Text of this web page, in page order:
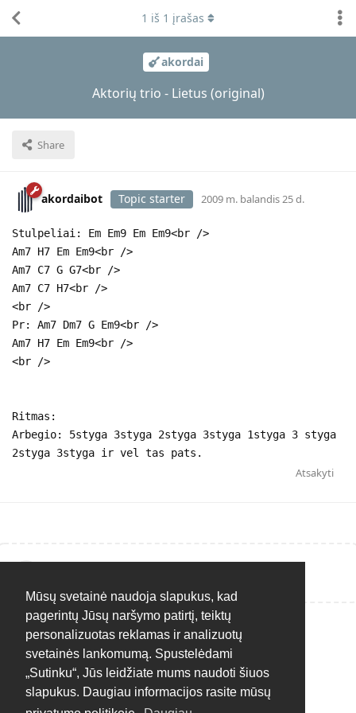
Mūsų svetainė naudoja slapukus, kad
pagerintų Jūsų naršymo patirtį, teiktų
personalizuotas reklamas ir analizuotų
svetainės lankomumą. Spustelėdami
„Sutinku“, Jūs leidžiate mums naudoti šiuos
slapukus. Daugiau informacijos rasite mūsų
akordai
Aktorių trio - Lietus (original)
Share
1 iš 1 įrašas
akordaibot Topic starter 2009 m. balandis 25 d.
Stulpeliai: Em Em9 Em Em9<br />
Am7 H7 Em Em9<br />
Am7 C7 G G7<br />
Am7 C7 H7<br />
<br />
Pr: Am7 Dm7 G Em9<br />
Am7 H7 Em Em9<br />
<br />
Ritmas:
Arbegio: 5styga 3styga 2styga 3styga 1styga 3 styga
2styga 3styga ir vel tas pats.
Atsakyti